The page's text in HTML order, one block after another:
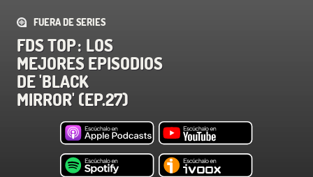
FUERA DE SERIES
FDS TOP : LOS
MEJORES EPISODIOS
DE 'BLACK
MIRROR' (EP.27)